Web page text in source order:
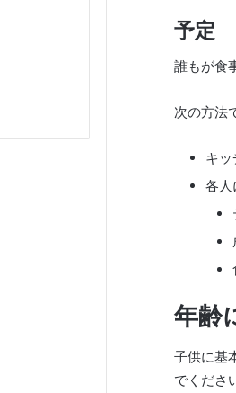
予定
誰もが食
次の方法
キ
各人
年齢
子供に基
でくださ